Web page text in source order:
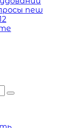
new
Search